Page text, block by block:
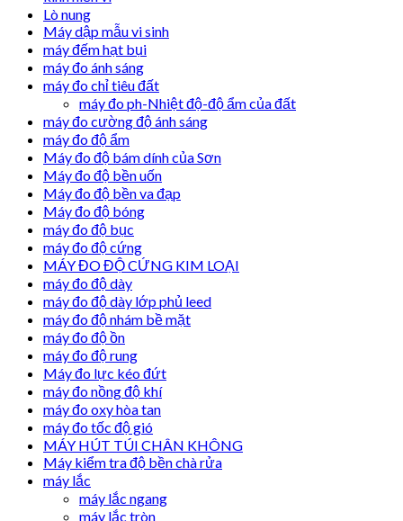
Lò nung
Máy dập mẫu vi sinh
máy đếm hạt bụi
máy đo ánh sáng
máy đo chỉ tiêu đất
máy đo ph-Nhiệt độ-độ ẩm của đất
máy đo cường độ ánh sáng
máy đo độ ẩm
Máy đo độ bám dính của Sơn
Máy đo độ bền uốn
Máy đo độ bền va đạp
Máy đo độ bóng
máy đo độ bục
máy đo độ cứng
MÁY ĐO ĐỘ CỨNG KIM LOẠI
máy đo độ dày
máy đo độ dày lớp phủ leed
máy đo độ nhám bề mặt
máy đo độ ồn
máy đo độ rung
Máy đo lực kéo đứt
máy đo nồng độ khí
máy đo oxy hòa tan
máy đo tốc độ gió
MÁY HÚT TÚI CHÂN KHÔNG
Máy kiểm tra độ bền chà rửa
máy lắc
máy lắc ngang
máy lắc tròn